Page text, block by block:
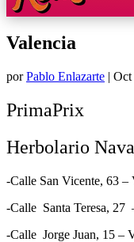
Valencia
porPablo Enlazarte | Oct
PrimaPrix
Herbolario
-Calle San Vicente, 63 –
-Calle Santa Teresa, 27
-Calle Jorge Juan, 15 –